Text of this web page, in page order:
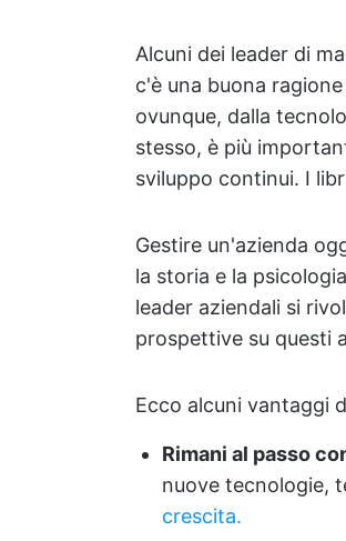
Alcuni dei leader di
c'è una buona
ovunque, dalla
stesso, è più
sviluppo continui. I
Gestire un'azienda
la storia e la
leader aziendali si
prospettive su questi
Ecco alcuni vantaggi
Rimani al passo
nuove tecnologie,
crescita.